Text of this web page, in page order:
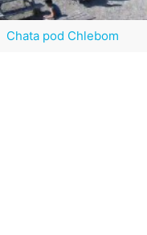
Chata pod Chlebom